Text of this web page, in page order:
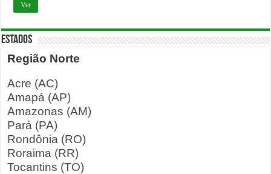
Ver
ESTADOS
Região Norte
Acre (AC)
Amapá (AP)
Amazonas (AM)
Pará (PA)
Rondônia (RO)
Roraima (RR)
Tocantins (TO)